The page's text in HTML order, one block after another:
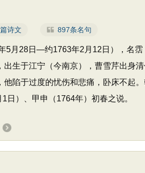
诗文 897条名句
5月28日—约1763年2月12日），名
出生于江宁（今南京），曹雪芹出身
他陷于过度的忧伤和悲痛，卧床不起
日）、甲申（1764年）初春之说。